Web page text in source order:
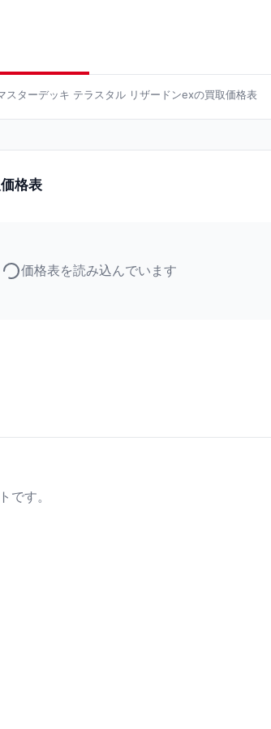
スターデッキ テラスタル リザードンexの買取価格表
格表
価格表を読み込んでいます
です。